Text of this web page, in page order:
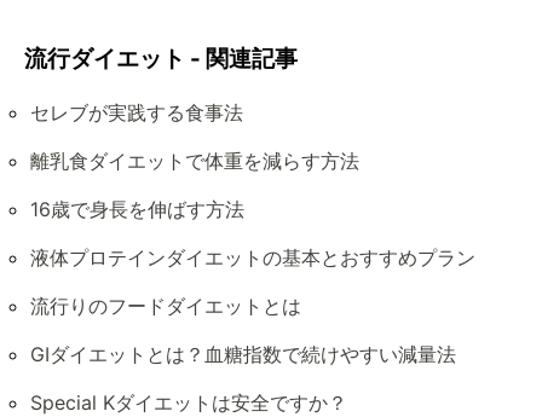
流行ダイエット - 関連記事
セレブが実践する食事法
離乳食ダイエットで体重を減らす方法
16歳で身長を伸ばす方法
液体プロテインダイエットの基本とおすすめプラン
流行りのフードダイエットとは
GIダイエットとは？血糖指数で続けやすい減量法
Special Kダイエットは安全ですか？